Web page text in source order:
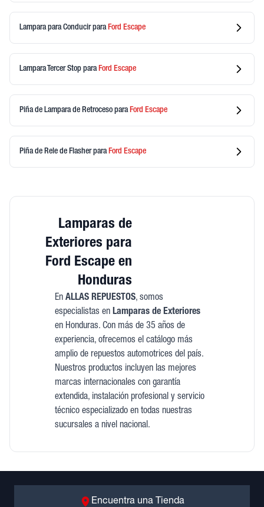
Lampara para Conducirpara Ford Escape
Lampara Tercer Stop para Ford Escape
Piña de Lampara de Retroceso para Ford Escape
Piña de Rele de Flasherpara Ford Escape
Lamparas de
Exteriores para
Ford Escape en
Honduras
En ALLAS REPUESTOS, somos
especialistas en Lamparas de Exteriores
en Honduras. Con más de 35 años de
experiencia, ofrecemos el catálogo más
amplio de repuestos automotrices del país.
Nuestros productos incluyen las mejores
marcas internacionales con garantía
extendida, instalación profesional y servicio
técnico especializado en todas nuestras
sucursales a nivel nacional.
Encuentra una Tienda